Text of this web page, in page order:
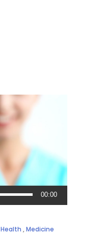
00:00
Health ,Medicine